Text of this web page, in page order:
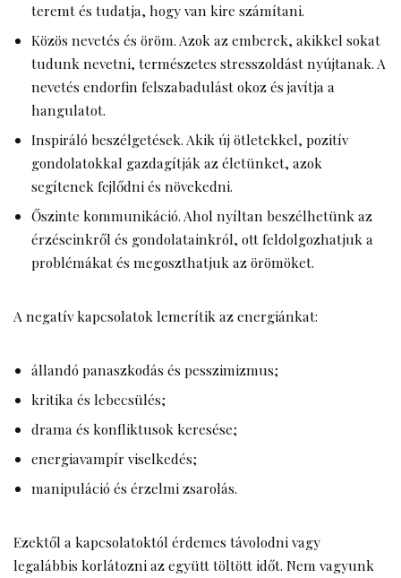
teremt és tudatja, hogy van kire számítani.
Közös nevetés és öröm. Azok az emberek, akikkel sokat
tudunk nevetni, természetes stresszoldást nyújtanak. A
nevetés endorfin felszabadulást okoz és javítja a
hangulatot.
Inspiráló beszélgetések. Akik új ötletekkel, pozitív
gondolatokkal gazdagítják az életünket, azok
segítenek fejlődni és növekedni.
Őszinte kommunikáció. Ahol nyíltan beszélhetünk az
érzéseinkről és gondolatainkról, ott feldolgozhatjuk a
problémákat és megoszthatjuk az örömöket.
A negatív kapcsolatok lemerítik az energiánkat:
állandó panaszkodás és pesszimizmus;
kritika és lebecsülés;
drama és konfliktusok keresése;
energiavampír viselkedés;
manipuláció és érzelmi zsarolás.
Ezektől a kapcsolatoktól érdemes távolodni vagy
legalábbis korlátozni az együtt töltött időt. Nem vagyunk